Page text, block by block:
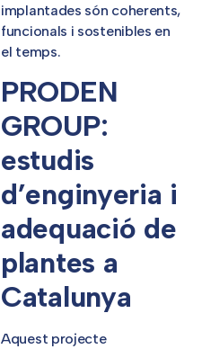
implantades són coherents,
funcionals i sostenibles en
el temps.
PRODEN
GROUP:
estudis
d’enginyeria i
adequació de
plantes a
Catalunya
Aquest projecte